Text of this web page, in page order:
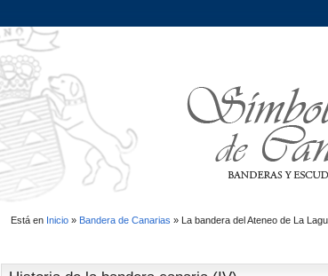
Está en Inicio» Bandera de Canarias » La bandera del Ateneo de La